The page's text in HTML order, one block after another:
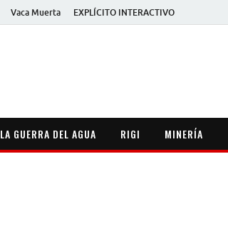
Vaca Muerta EXPLÍCITO INTERACTIVO
LA GUERRA DEL AGUA RIGI MINERÍA